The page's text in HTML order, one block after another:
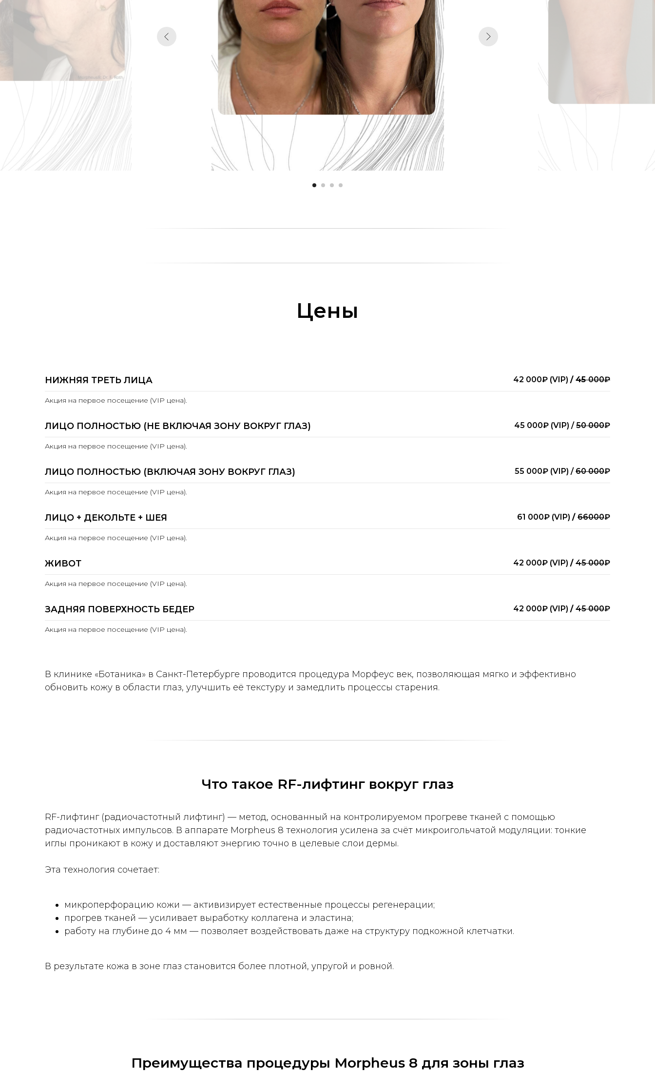
Цены
НИЖНЯЯ ТРЕТЬ ЛИЦА 42 000₽ (VIP) / 45000₽
Акция на первое посещение (VIP цена).
ЛИЦО ПОЛНОСТЬЮ (НЕ ВКЛЮЧАЯ ЗОНУ ВОКРУГ ГЛАЗ) 45 000₽ (VIP) /50 000₽
Акция на первое посещение (VIP цена).
ЛИЦО ПОЛНОСТЬЮ (ВКЛЮЧАЯ ЗОНУ ВОКРУГ ГЛАЗ) 55 000₽ (VIP) /60 000₽
Акция на первое посещение (VIP цена).
ЛИЦО + ДЕКОЛЬТЕ + ШЕЯ 61 000₽ (VIP) / 66000₽
Акция на первое посещение (VIP цена).
ЖИВОТ 42 000₽ (VIP) / 45 000₽
Акция на первое посещение (VIP цена).
ЗАДНЯЯ ПОВЕРХНОСТЬ БЕДЕР 42 000₽ (VIP) / 45 000₽
Акция на первое посещение (VIP цена).
В клинике «Ботаника» в Санкт-Петербурге проводится процедура Морфеус век, позволяющая мягко и эффективно
обновить кожу в области глаз, улучшить её текстуру и замедлить процессы старения.
Что такое RF-лифтинг вокруг глаз
RF-лифтинг (радиочастотный лифтинг) — метод, основанный на контролируемом прогреве тканей с помощью
радиочастотных импульсов. В аппарате Morpheus 8 технология усилена за счёт микроигольчатой модуляции: тонкие
иглы проникают в кожу и доставляют энергию точно в целевые слои дермы.
Эта технология сочетает:
микроперфорацию кожи — активизирует естественные процессы регенерации;
прогрев тканей — усиливает выработку коллагена и эластина;
работу на глубине до 4 мм — позволяет воздействовать даже на структуру подкожной клетчатки.
В результате кожа в зоне глаз становится более плотной, упругой и ровной.
Преимущества процедуры Morpheus 8 для зоны глаз